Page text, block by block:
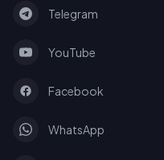
Telegram
YouTube
Facebook
WhatsApp